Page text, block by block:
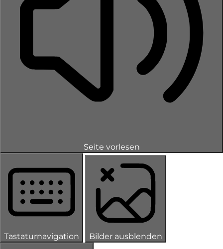
Seite vorlesen
Tastaturnavigation Bilder ausblenden